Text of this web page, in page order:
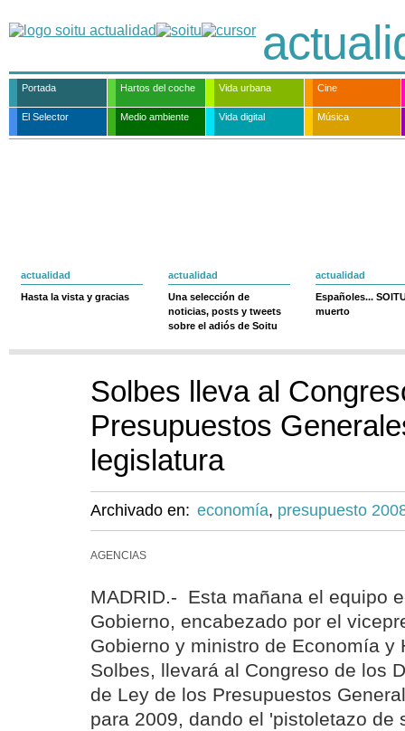
Portada Hartos del coche Vida urbana Cine
El Selector Medio ambiente Vida digital Música
actualidad
Hasta la vista y gracias
actualidad
Una selección de
noticias, posts y tweets
sobre el adiós de Soitu
actualidad
Españoles...
muerto
Solbes lleva al
Presupuestos
legislatura
Archivado en: economía, presupuesto
AGENCIAS
MADRID.- Esta mañana el equipo
Gobierno, encabezado por el
Gobierno y ministro de Economía y
Solbes, llevará al Congreso de los
de Ley de los Presupuestos
para 2009, dando el 'pistoletazo de